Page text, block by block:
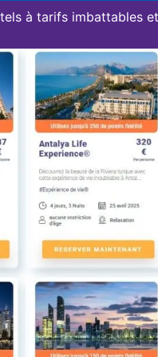
à tarifs imbattables